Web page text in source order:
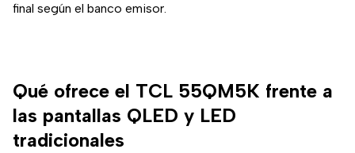
final según el banco emisor.
Qué ofrece el TCL 55QM5K frente a
las pantallas QLED y LED
tradicionales